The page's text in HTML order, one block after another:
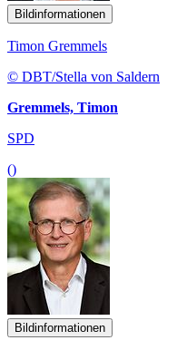
Bildinformationen
Timon Gremmels
© DBT/Stella von Saldern
Gremmels, Timon
SPD
()
Bildinformationen